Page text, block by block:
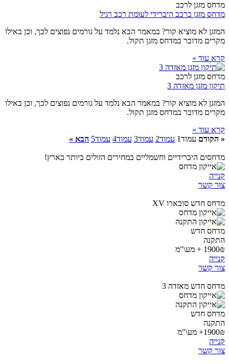
מדחס מזגן לרכב
מדחס מזגן ברכב היברידי לעומת רכב רגיל
המזגן לא מוציא קור? במאמר הבא נלמד על גורמים נפוצים לכך, וכן באילו
מקרים מדובר במדחס מזגן תקול.
קרא עוד »
מדחס מזגן לרכב
תיקון מזגן מאזדה 3
המזגן לא מוציא קור? במאמר הבא נלמד על גורמים נפוצים לכך, וכן באילו
מקרים מדובר במדחס מזגן תקול.
קרא עוד »
« הקודם עמוד1 עמוד2 עמוד3 עמוד4 עמוד5 הבא »
מדחסים היברידיים וחשמליים במחירים הזולים ביותר בארץ!
קנייה
צור קשר
מדחס חדש סובארו XV
מדחס חדש
התקנה
1900₪ + מע\"מ
קנייה
צור קשר
מדחס חדש מאזדה 3
מדחס חדש
התקנה
1900₪+ מע\"מ
קנייה
צור קשר